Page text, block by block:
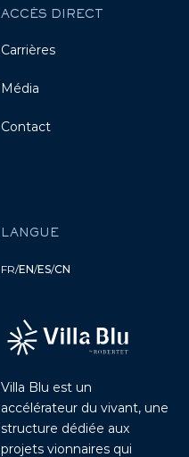
ACCÈS DIRECT
Carrières
Média
Contact
LANGUE
FR/EN/ES/CN
Villa Blu est un
accélérateur du vivant, une
structure dédiée aux
projets vionnaires qui